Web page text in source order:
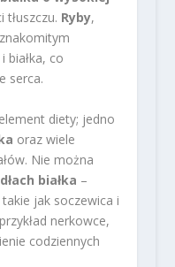
tłuszczu. Ryby,
i białka, co
serca.
diety; jedno
oraz wiele
Nie można
białka –
jak soczewica i
nerkowce,
codziennych